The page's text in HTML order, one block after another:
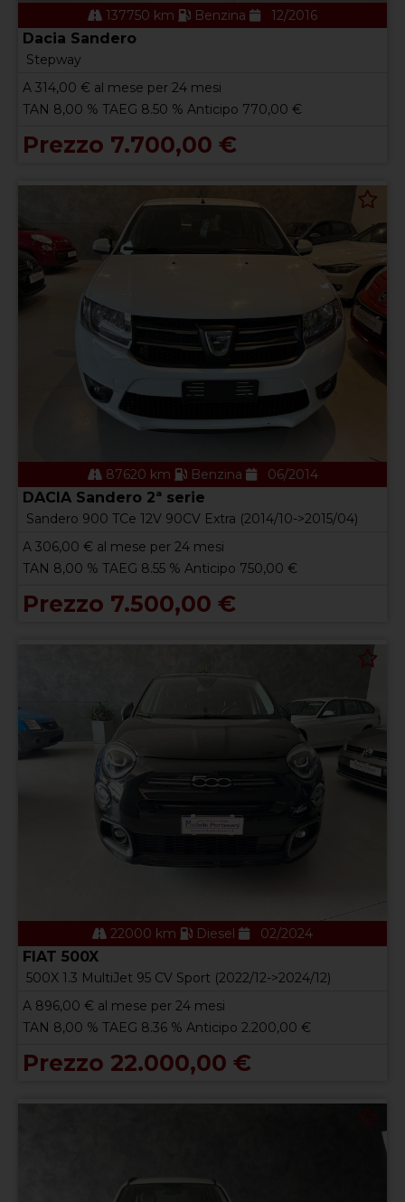
137750 km Benzina 12/2016
Dacia Sandero
Stepway
A 314,00 € al mese per 24 mesi
TAN 8,00 % TAEG 8.50 % Anticipo 770,00 €
Prezzo 7.700,00 €
87620 km Benzina 06/2014
DACIA Sandero 2ª serie
Sandero 900 TCe 12V 90CV Extra (2014/10->2015/04)
A 306,00 € al mese per 24 mesi
TAN 8,00 % TAEG 8.55 % Anticipo 750,00 €
Prezzo 7.500,00 €
22000 km Diesel 02/2024
FIAT 500X
500X 1.3 MultiJet 95 CV Sport (2022/12->2024/12)
A 896,00 € al mese per 24 mesi
TAN 8,00 % TAEG 8.36 % Anticipo 2.200,00 €
Prezzo 22.000,00 €